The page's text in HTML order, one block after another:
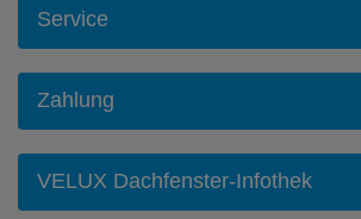
Service
Zahlung
VELUX Dachfenster-Infothek